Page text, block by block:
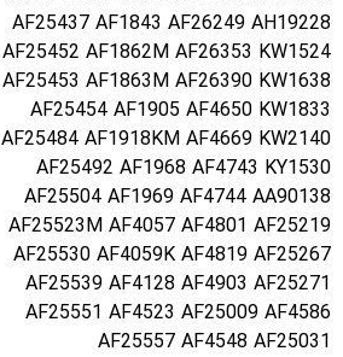
AF25437 AF1843 AF26249 AH19228
AF25452 AF1862M AF26353 KW1524
AF25453 AF1863M AF26390 KW1638
AF25454 AF1905 AF4650 KW1833
AF25484 AF1918KM AF4669 KW2140
AF25492 AF1968 AF4743 KY1530
AF25504 AF1969 AF4744 AA90138
AF25523M AF4057 AF4801 AF25219
AF25530 AF4059K AF4819 AF25267
AF25539 AF4128 AF4903 AF25271
AF25551 AF4523 AF25009 AF4586
AF25557 AF4548 AF25031